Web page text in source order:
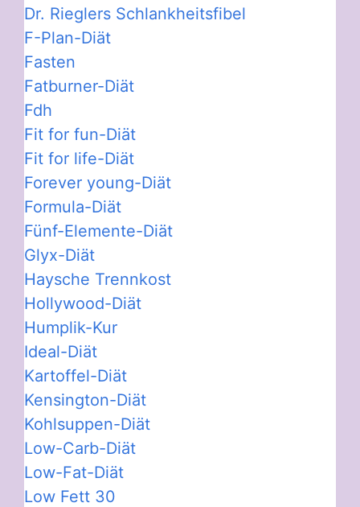
Dr. Rieglers Schlankheitsfibel
F-Plan-Diät
Fasten
Fatburner-Diät
Fdh
Fit for fun-Diät
Fit for life-Diät
Forever young-Diät
Formula-Diät
Fünf-Elemente-Diät
Glyx-Diät
Haysche Trennkost
Hollywood-Diät
Humplik-Kur
Ideal-Diät
Kartoffel-Diät
Kensington-Diät
Kohlsuppen-Diät
Low-Carb-Diät
Low-Fat-Diät
Low Fett 30